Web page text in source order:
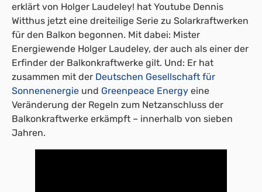
erklärt von Holger Laudeley! hat Youtube Dennis
Witthus jetzt eine dreiteilige Serie zu Solarkraftwerken
für den Balkon begonnen. Mit dabei: Mister
Energiewende Holger Laudeley, der auch als einer der
Erfinder der Balkonkraftwerke gilt. Und: Er hat
zusammen mit der Deutschen Gesellschaft für
Sonnenenergie und Greenpeace Energy eine
Veränderung der Regeln zum Netzanschluss der
Balkonkraftwerke erkämpft – innerhalb von sieben
Jahren.